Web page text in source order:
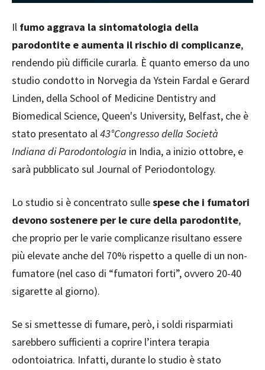
Il fumo aggrava la sintomatologia della
parodontite e aumenta il rischio di complicanze,
rendendo più difficile curarla. È quanto emerso da uno
studio condotto in Norvegia da Ystein Fardal e Gerard
Linden, della School of Medicine Dentistry and
Biomedical Science, Queen's University, Belfast, che è
stato presentato al43°Congresso della Società
Indiana di Parodontologia in India, a inizio ottobre, e
sarà pubblicato sul Journal of Periodontology.
Lo studio si è concentrato sullespese che i fumatori
devono sostenere per le cure della parodontite,
che proprio per le varie complicanze risultano essere
più elevate anche del 70% rispetto a quelle di un non-
fumatore (nel caso di “fumatori forti”, ovvero 20-40
sigarette al giorno).
Se si smettesse di fumare, però, i soldi risparmiati
sarebbero sufficienti a coprire l’intera terapia
odontoiatrica. Infatti, durante lo studio è stato